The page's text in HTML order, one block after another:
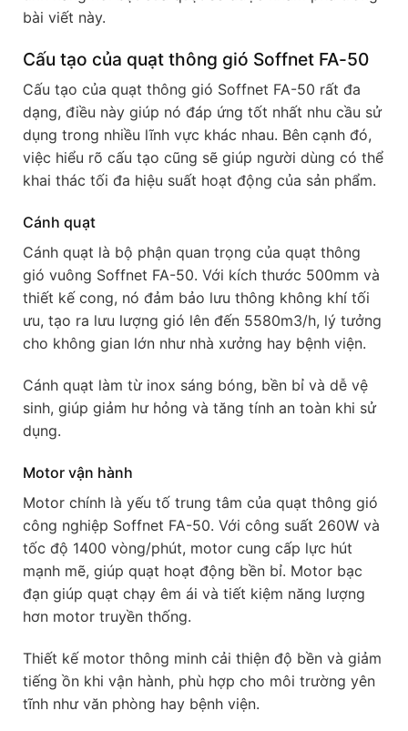
bài viết này.
Cấu tạo của quạt thông gió Soffnet FA-50
Cấu tạo của quạt thông gió Soffnet FA-50 rất đa
dạng, điều này giúp nó đáp ứng tốt nhất nhu cầu sử
dụng trong nhiều lĩnh vực khác nhau. Bên cạnh đó,
việc hiểu rõ cấu tạo cũng sẽ giúp người dùng có thể
khai thác tối đa hiệu suất hoạt động của sản phẩm.
Cánh quạt
Cánh quạt là bộ phận quan trọng của quạt thông
gió vuông Soffnet FA-50. Với kích thước 500mm và
thiết kế cong, nó đảm bảo lưu thông không khí tối
ưu, tạo ra lưu lượng gió lên đến 5580m3/h, lý tưởng
cho không gian lớn như nhà xưởng hay bệnh viện.
Cánh quạt làm từ inox sáng bóng, bền bỉ và dễ vệ
sinh, giúp giảm hư hỏng và tăng tính an toàn khi sử
dụng.
Motor vận hành
Motor chính là yếu tố trung tâm của quạt thông gió
công nghiệp Soffnet FA-50. Với công suất 260W và
tốc độ 1400 vòng/phút, motor cung cấp lực hút
mạnh mẽ, giúp quạt hoạt động bền bỉ. Motor bạc
đạn giúp quạt chạy êm ái và tiết kiệm năng lượng
hơn motor truyền thống.
Thiết kế motor thông minh cải thiện độ bền và giảm
tiếng ồn khi vận hành, phù hợp cho môi trường yên
tĩnh như văn phòng hay bệnh viện.